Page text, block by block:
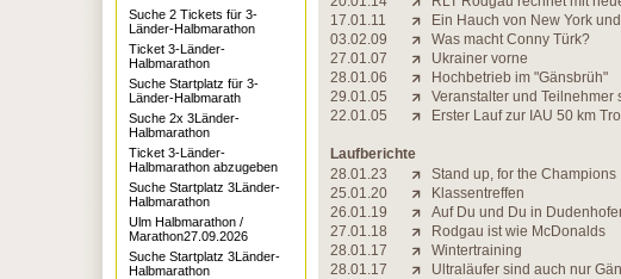
17.01.11
Ein Hauch von New York
03.02.09
Was macht Conny Türk?
27.01.07
Ukrainer vorne
28.01.06
Hochbetrieb im "Gänsbrüh"
29.01.05
Veranstalter und Teilnehmer
22.01.05
Erster Lauf zur IAU 50 km
Laufberichte
28.01.23
Stand up, for the Champions
25.01.20
Klassentreffen
26.01.19
Auf Du und Du in
27.01.18
Rodgau ist wie McDonalds
28.01.17
Wintertraining
28.01.17
Ultraläufer sind auch nur
Suche 2 Tickets für 3-
Länder-Halbmarathon
Ticket 3-Länder-
Halbmarathon
Suche Startplatz für 3-
Länder-Halbmarath
Suche 2x 3Länder-
Halbmarathon
Ticket 3-Länder-
Halbmarathon abzugeben
Suche Startplatz 3Länder-
Halbmarathon
Ulm Halbmarathon /
Marathon27.09.2026
Suche Startplatz 3Länder-
Halbmarathon